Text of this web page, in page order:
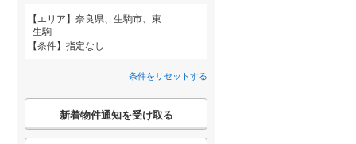
エリア
奈良県、生駒市、東
生駒
条件
指定なし
条件をリセットする
こ
検
新着物件通知を受け取る
鹿児島 沖縄
高市郡明日香村
14)
吉野郡大淀町(1)
吉野郡天川村(0)
）
3階建て以上（0）